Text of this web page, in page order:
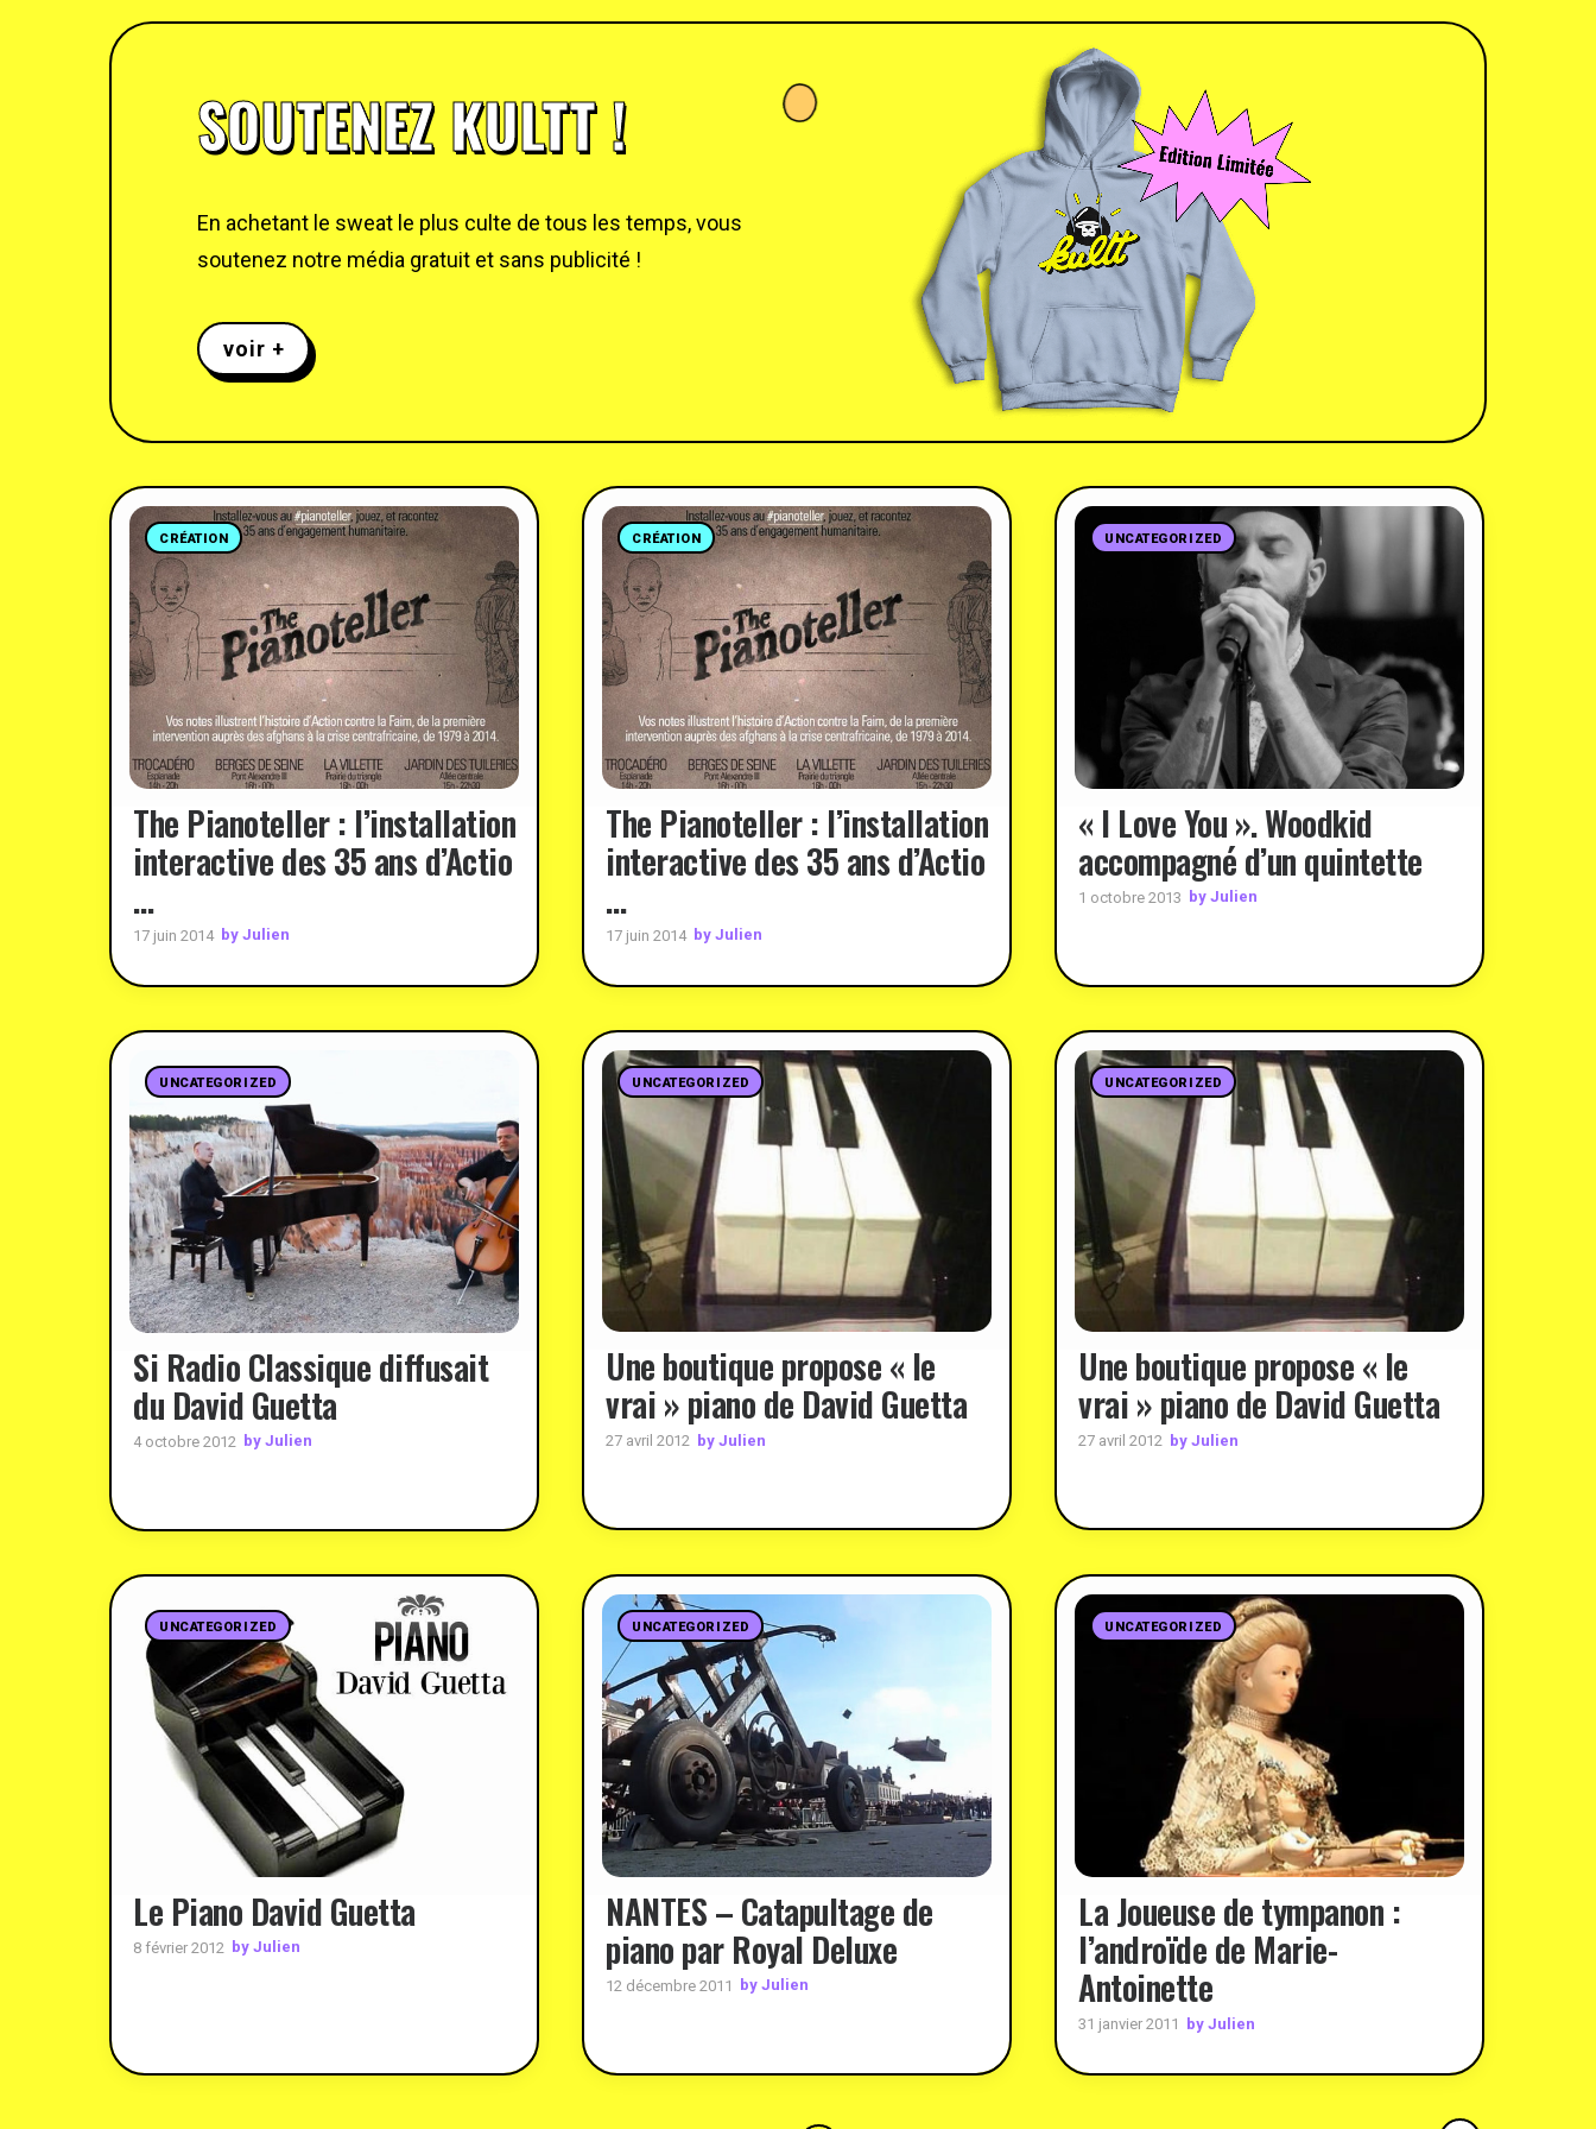
SOUTENEZ KULTT !
En achetant le sweat le plus culte de tous les temps, vous
soutenez notre média gratuit et sans publicité !
voir +
CRÉATION
The Pianoteller : l’installation
interactive des 35 ans d’Actio
…
17 juin 2014 by Julien
CRÉATION
The Pianoteller : l’installation
interactive des 35 ans d’Actio
…
17 juin 2014 by Julien
UNCATEGORIZED
« I Love You ». Woodkid
accompagné d’un quintette
1 octobre 2013 by Julien
UNCATEGORIZED
Si Radio Classique diffusait
du David Guetta
4 octobre 2012 by Julien
UNCATEGORIZED
Une boutique propose « le
vrai » piano de David Guetta
27 avril 2012 by Julien
UNCATEGORIZED
Une boutique propose « le
vrai » piano de David Guetta
27 avril 2012 by Julien
UNCATEGORIZED
Le Piano David Guetta
8 février 2012 by Julien
UNCATEGORIZED
NANTES – Catapultage de
piano par Royal Deluxe
12 décembre 2011 by Julien
UNCATEGORIZED
La Joueuse de tympanon :
l’androïde de Marie-
Antoinette
31 janvier 2011 by Julien